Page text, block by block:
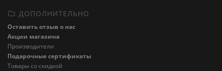
ДОПОЛНИТЕЛЬНО
Оставить отзыв о нас
Акции магазина
Производители
Подарочные сертификаты
Товары со скидкой